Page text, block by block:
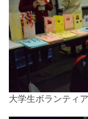
大学生ボランティ